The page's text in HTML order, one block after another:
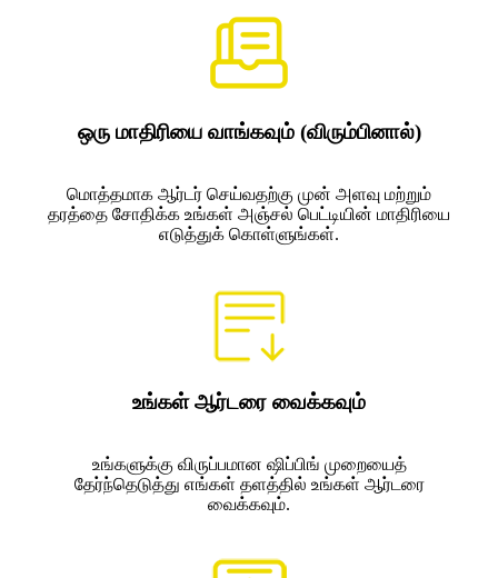
ஒரு மாதிரியை வாங்கவும் (விரும்பினால்)
மொத்தமாக ஆர்டர் செய்வதற்கு முன் அளவு மற்றும்
தரத்தை சோதிக்க உங்கள் அஞ்சல் பெட்டியின் மாதிரியை
எடுத்துக் கொள்ளுங்கள்.
உங்கள் ஆர்டரை வைக்கவும்
உங்களுக்கு விருப்பமான ஷிப்பிங் முறையைத்
தேர்ந்தெடுத்து எங்கள் தளத்தில் உங்கள் ஆர்டரை
வைக்கவும்.